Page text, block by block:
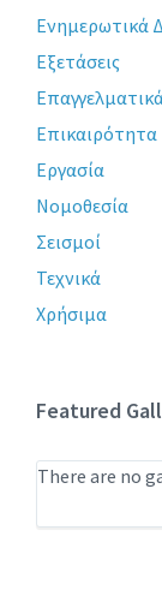
Ενημερωτικά
Εξετάσεις
Επαγγελματικά
Επικαιρότητα
Εργασία
Νομοθεσία
Σεισμοί
Τεχνικά
Χρήσιμα
Featured
There are no